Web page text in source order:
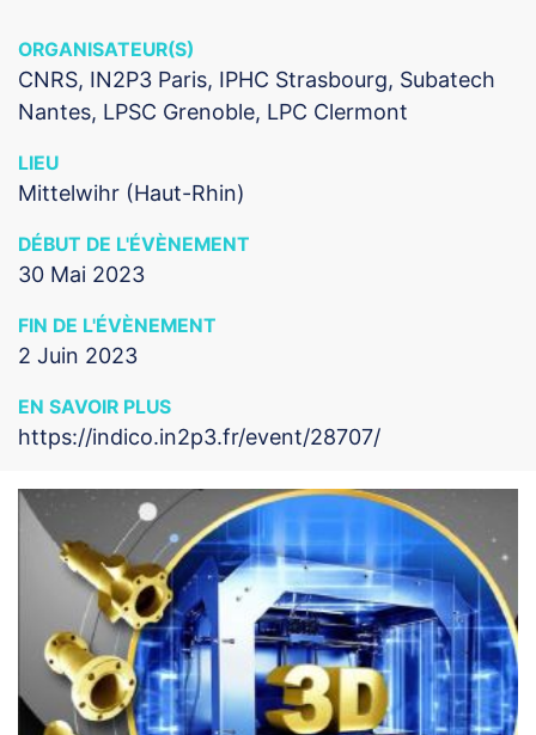
ORGANISATEUR(S)
CNRS, IN2P3 Paris, IPHC Strasbourg, Subatech
Nantes, LPSC Grenoble, LPC Clermont
LIEU
Mittelwihr (Haut-Rhin)
DÉBUT DE L'ÉVÈNEMENT
30 Mai 2023
FIN DE L'ÉVÈNEMENT
2 Juin 2023
EN SAVOIR PLUS
https://indico.in2p3.fr/event/28707/